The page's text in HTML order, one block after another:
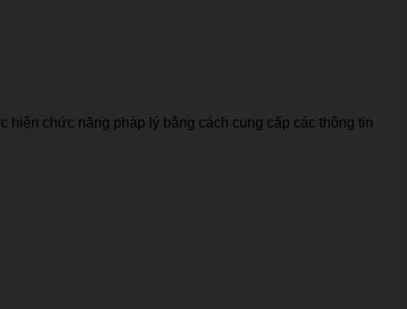
hiện chức năng pháp lý bằng cách cung cấp các thông tin